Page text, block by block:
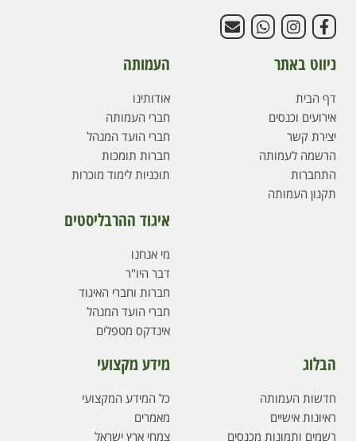
ניווט באתר
דף הבית
אירועים וכנסים
יצירת קשר
הרשמה לעמותה
התחברות
תקנון העמותה
העמותה
אודותינו
חברי העמותה
חברי הועד המנהל
חברות תומכות
תוכניות לימוד מוכרות
איגוד ההרבליסטים
מי אנחנו
דבר היו"ר
חברות וחברי האיגוד
חברי הועד המנהל
אינדקס מטפלים
הבלוג
חדשות העמותה
ראיונות אישיים
רשמים ותמונות מכנסים
מידע מקצועי
כל המידע המקצועי
מאמרים
צמחי ארץ ישראל